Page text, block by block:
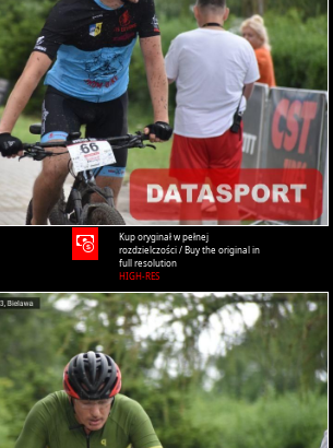
Kup oryginał w pełnej
rozdzielczości / Buy the original in
full resolution
HIGH-RES